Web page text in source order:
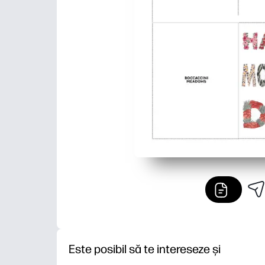
Este posibil să te intereseze și